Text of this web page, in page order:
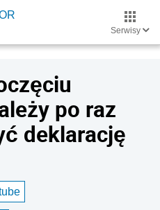
Serwisy
po raz
deklarację